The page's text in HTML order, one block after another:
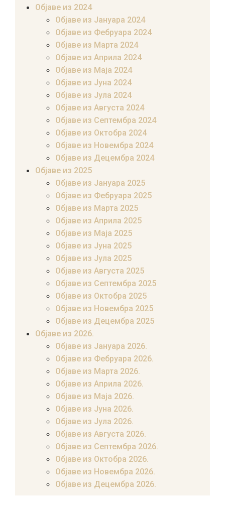
Објаве из 2024
Објаве из Јануара 2024
Објаве из Фебруара 2024
Објаве из Марта 2024
Објаве из Априла 2024
Објаве из Маја 2024
Објаве из Јуна 2024
Објаве из Јула 2024
Објаве из Августа 2024
Објаве из Септембра 2024
Објаве из Октобра 2024
Објаве из Новембра 2024
Објаве из Децембра 2024
Објаве из 2025
Објаве из Јануара 2025
Објаве из Фебруара 2025
Објаве из Марта 2025
Објаве из Априла 2025
Објаве из Маја 2025
Објаве из Јуна 2025
Објаве из Јула 2025
Објаве из Августа 2025
Објаве из Септембра 2025
Објаве из Октобра 2025
Објаве из Новембра 2025
Објаве из Децембра 2025
Објаве из 2026.
Објаве из Јануара 2026.
Објаве из Фебруара 2026.
Објаве из Марта 2026.
Објаве из Априла 2026.
Објаве из Маја 2026.
Објаве из Јуна 2026.
Објаве из Јула 2026.
Објаве из Августа 2026.
Објаве из Септембра 2026.
Објаве из Октобра 2026.
Објаве из Новембра 2026.
Објаве из Децембра 2026.